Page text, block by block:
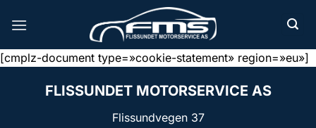
[cmplz-document type=»cookie-statement» region=»eu»]
FLISSUNDET MOTORSERVICE AS
Flissundvegen 37